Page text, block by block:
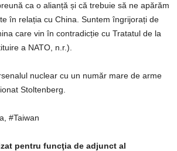
ca o alianță și că trebuie să ne apărăm
în relația cu China. Suntem îngrijorați de
care vin în contradicție cu Tratatul de la
a NATO, n.r.).
nuclear cu un număr mare de arme
Stoltenberg.
#Taiwan
pentru funcţia de adjunct al